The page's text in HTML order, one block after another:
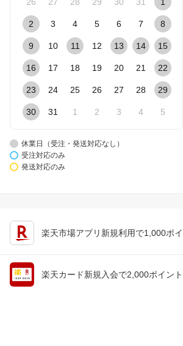
2 3 4 5 6 7 8
9 10 11 12 13 14 15
16 17 18 19 20 21 22
23 24 25 26 27 28 29
30 31 1 2 3 4 5
休業日（受注・発送対応なし）
受注対応のみ
発送対応のみ
楽天市場アプリ新規利用で1,000ポ
楽天カード新規入会で2,000ポイント